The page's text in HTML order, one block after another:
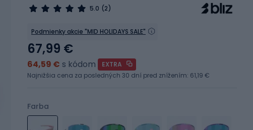
5.0 (2)
Podmienky akcie "MID HOLIDAYS SALE"
Farba
67,99 €
64,59 € s kódom
EXTRA
Najnižšia cena za posledných 30 dní pred znížením: 61,19 €